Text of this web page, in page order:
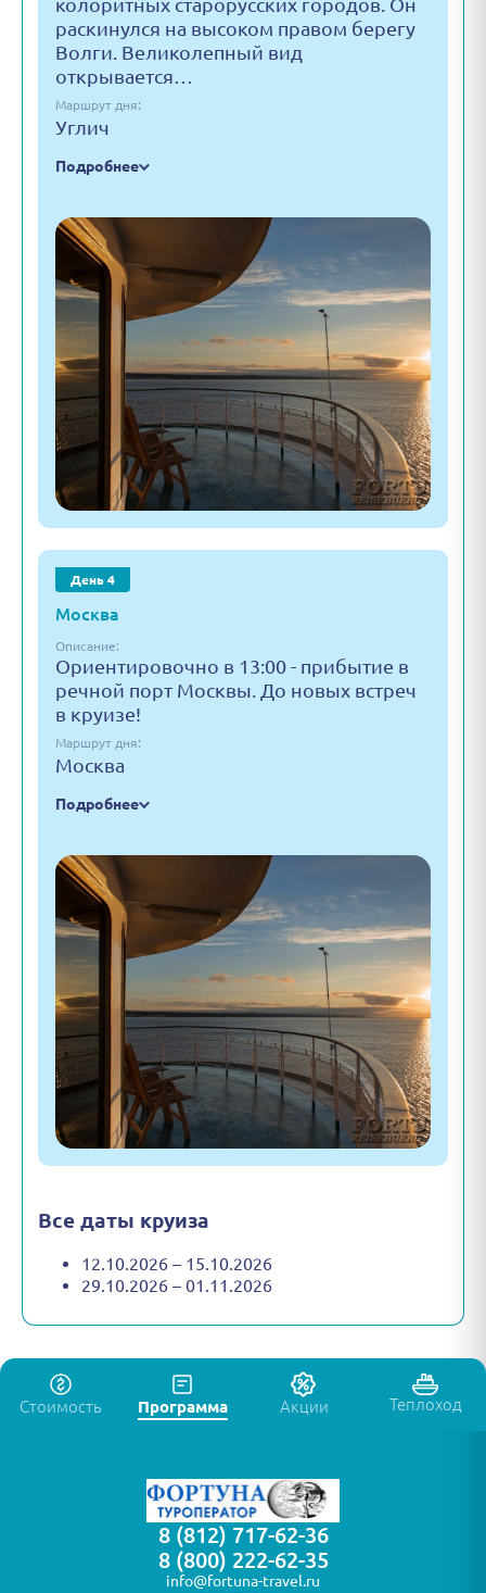
колоритных старорусских городов. Он
раскинулся на высоком правом берегу
Волги. Великолепный вид
открывается…
Маршрут дня:
Углич
Подробнее
День 4
Москва
Описание:
Ориентировочно в 13:00 - прибытие в
речной порт Москвы. До новых встреч
в круизе!
Маршрут дня:
Москва
Подробнее
Все даты круиза
12.10.2026 – 15.10.2026
29.10.2026 – 01.11.2026
Стоимость Программа Акции Теплоход
8 (812) 717-62-36
8 (800) 222-62-35
info@fortuna-travel.ru